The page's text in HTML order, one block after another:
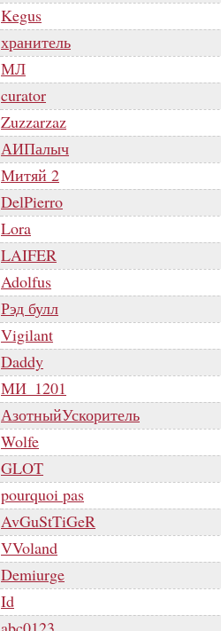
Kegus
хранитель
МЛ
curator
Zuzzarzaz
АИПалыч
Митяй 2
DelPierro
Lora
LAIFER
Adolfus
Рэд булл
Vigilant
Daddy
МИ_1201
АзотныйУскоритель
Wolfe
GLOT
pourquoi pas
AvGuStTiGeR
VVoland
Demiurge
Id